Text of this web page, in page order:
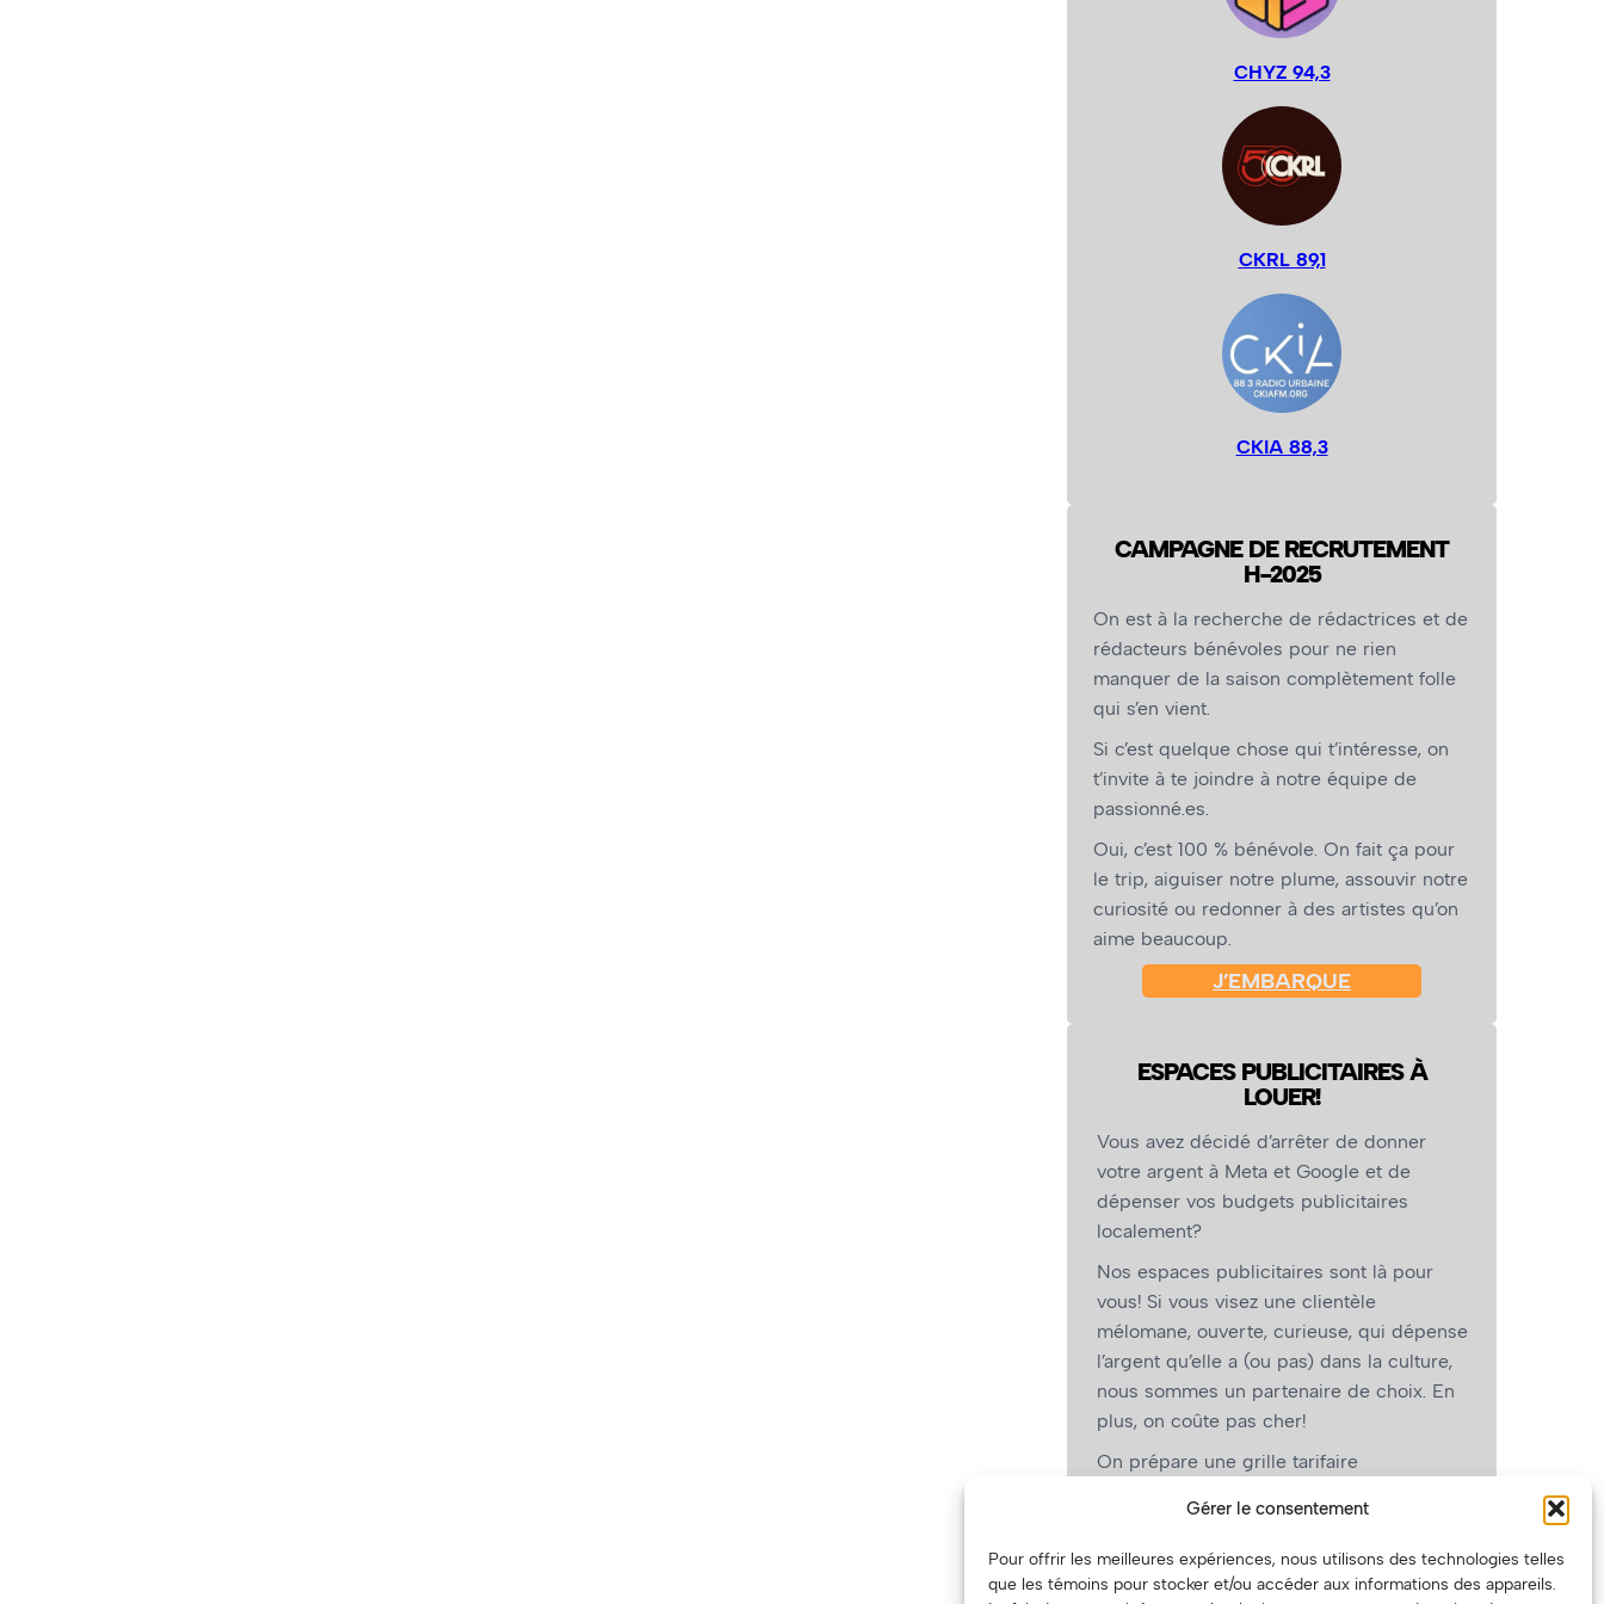
Gérer le consentement
Pour offrir les meilleures expériences, nous utilisons des technologies telles
que les témoins pour stocker et/ou accéder aux informations des appareils.
CHYZ 94,3
CKRL 89,1
CKIA 88,3
CAMPAGNE DE RECRUTEMENT
H-2025
On est à la recherche de rédactrices et de
rédacteurs bénévoles pour ne rien
manquer de la saison complètement folle
qui s’en vient.
Si c’est quelque chose qui t’intéresse, on
t’invite à te joindre à notre équipe de
passionné.es.
Oui, c’est 100 % bénévole. On fait ça pour
le trip, aiguiser notre plume, assouvir notre
curiosité ou redonner à des artistes qu’on
aime beaucoup.
J’EMBARQUE
ESPACES PUBLICITAIRES À
LOUER!
Vous avez décidé d’arrêter de donner
votre argent à Meta et Google et de
dépenser vos budgets publicitaires
localement?
Nos espaces publicitaires sont là pour
vous! Si vous visez une clientèle
mélomane, ouverte, curieuse, qui dépense
l’argent qu’elle a (ou pas) dans la culture,
nous sommes un partenaire de choix. En
plus, on coûte pas cher!
On prépare une grille tarifaire
vous, les artistes!)